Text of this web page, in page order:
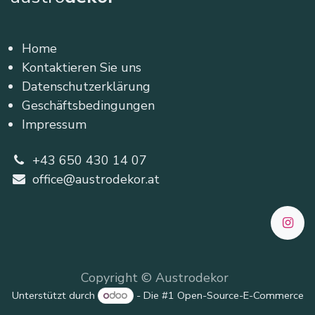
Home
Kontaktieren Sie uns
Datenschutzerklärung
Geschäftsbedingungen
Impressum
+43 650 430 14 07
office@austrodekor.at
Copyright © Austrodekor
Unterstützt durch - Die #1 Open-Source-E-Commerce